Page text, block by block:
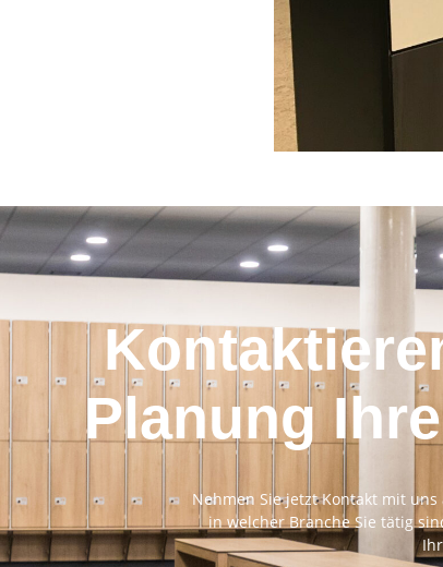
Planung
Nehmen Sie jetzt Kontakt mit
in welcher Branche Sie tätig